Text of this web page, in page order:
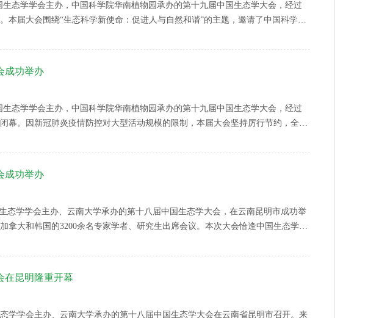
生态学学会主办，中国科学院华南植物园承办的第十九届中国生态学大会，经过
本届大会围绕“生态科学新使命：促进人与自然和谐”的主题，邀请了中国科学院
成功举办
生态学学会主办，中国科学院华南植物园承办的第十九届中国生态学大会，经过
幕。因新冠肺炎疫情防控对大型活动规模的限制，本届大会坚持厉行节约，全面
成功举办
态学学会主办、云南大学承办的第十八届中国生态学大会，在云南昆明市成功举
拿大和韩国的3200余名专家学者、研究生出席会议。本次大会恰逢中国生态学学
成立40年来的主要工作和取得的标志性成果。
在昆明隆重开幕
学学会主办、云南大学承办的第十八届中国生态学大会在云南省昆明市召开。来